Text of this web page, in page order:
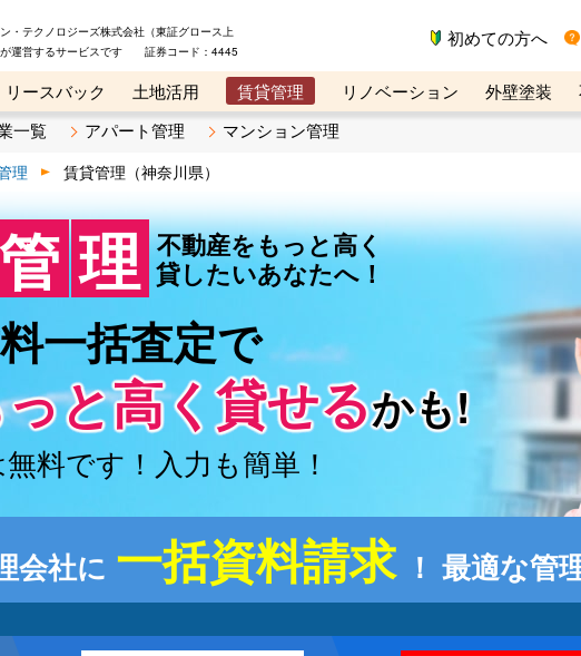
・テクノロジーズ株式会社（東証グロース上
運営するサービスです 証券コード：4445
初めての方へ
リースバック 土地活用 賃貸管理 リノベーション 外壁塗装
オンライン講座 リビンマガジンBiz 不動産売却ご相談デスク
一覧 アパート管理 マンション管理
理 賃貸管理（神奈川県）
管 理 不動産をもっと高く
貸したいあなたへ！
一括査定で
と高く貸せるかも!
料です！入力も簡単！
会社に 一括資料請求 ！ 最適な管